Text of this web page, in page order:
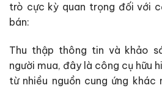
trò cực kỳ quan trọng đối với
bán:
Thu thập thông tin và khảo
người mua, đây là công cụ hữu
từ nhiều nguồn cung ứng khác